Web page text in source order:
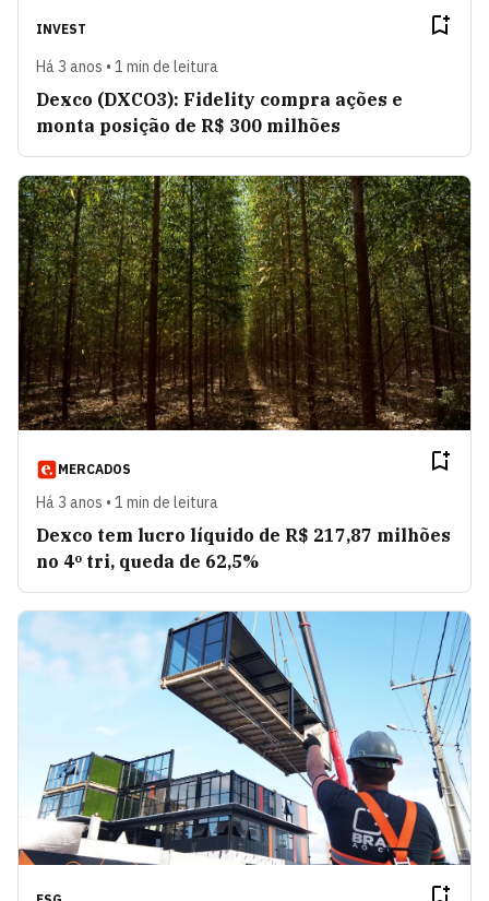
INVEST
Há 3 anos • 1 min de leitura
Dexco (DXCO3): Fidelity compra ações e
monta posição de R$ 300 milhões
MERCADOS
Há 3 anos • 1 min de leitura
Dexco tem lucro líquido de R$ 217,87 milhões
no 4º tri, queda de 62,5%